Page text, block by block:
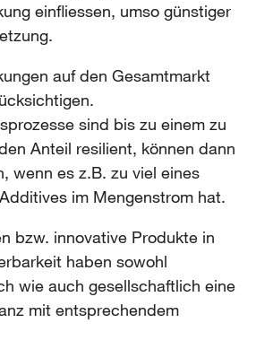
einfliessen, umso günstiger
auf den Gesamtmarkt
sind bis zu einem zu
Anteil resilient, können dann
wenn es z.B. zu viel eines
im Mengenstrom hat.
bzw. innovative Produkte in
haben sowohl
wie auch gesellschaftlich eine
mit entsprechendem